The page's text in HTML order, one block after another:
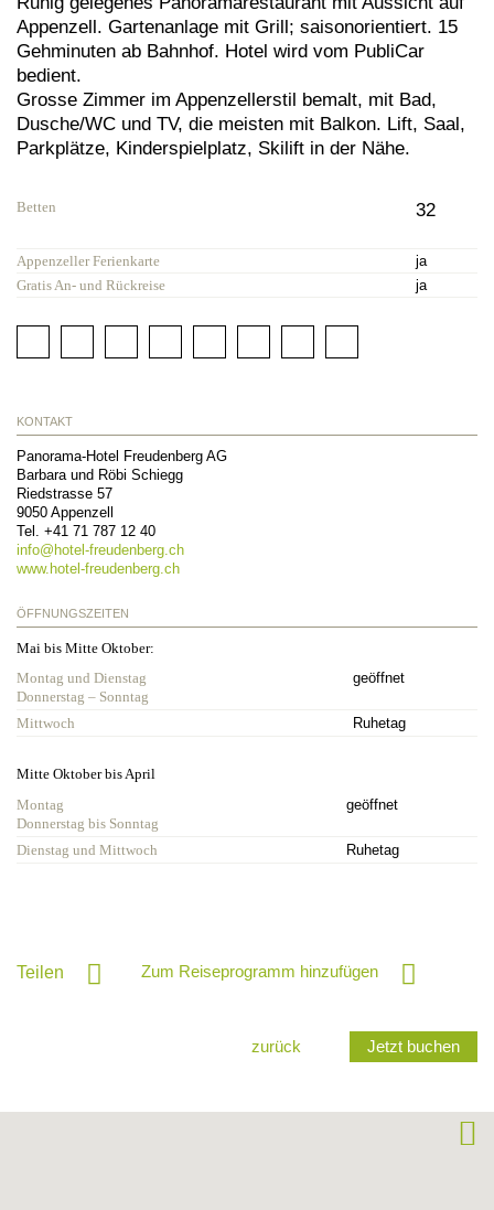
Appenzell. Gartenanlage mit Grill; saisonorientiert. 15
Gehminuten ab Bahnhof. Hotel wird vom PubliCar
bedient.
Grosse Zimmer im Appenzellerstil bemalt, mit Bad,
Dusche/WC und TV, die meisten mit Balkon. Lift, Saal,
Parkplätze, Kinderspielplatz, Skilift in der Nähe.
Betten 32
Appenzeller Ferienkarte
ja
Gratis An- und Rückreise
ja
KONTAKT
Panorama-Hotel Freudenberg AG
Barbara und Röbi Schiegg
Riedstrasse 57
9050 Appenzell
Tel. +41 71 787 12 40
info@hotel-freudenberg.ch
www.hotel-freudenberg.ch
ÖFFNUNGSZEITEN
Mai bis Mitte Oktober:
Montag und Dienstag
Donnerstag – Sonntag
geöffnet
Mittwoch Ruhetag
Mitte Oktober bis April
Montag
Donnerstag bis Sonntag
geöffnet
Dienstag und Mittwoch Ruhetag
Teilen Zum Reiseprogramm hinzufügen
zurück Jetzt buchen